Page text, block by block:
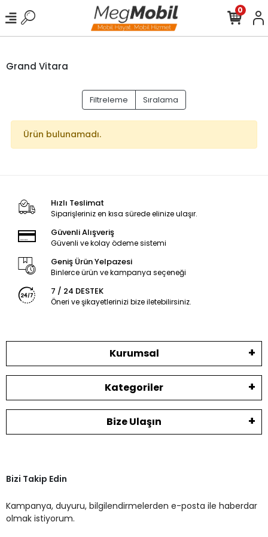
0
Grand Vitara
Filtreleme Sıralama
Ürün bulunamadı.
Hızlı Teslimat
Siparişleriniz en kısa sürede elinize ulaşır.
Güvenli Alışveriş
Güvenli ve kolay ödeme sistemi
Geniş Ürün Yelpazesi
Binlerce ürün ve kampanya seçeneği
7 / 24 DESTEK
Öneri ve şikayetlerinizi bize iletebilirsiniz.
Kurumsal
Kategoriler
Bize Ulaşın
Bizi Takip Edin
Kampanya, duyuru, bilgilendirmelerden e-posta ile haberdar
olmak istiyorum.